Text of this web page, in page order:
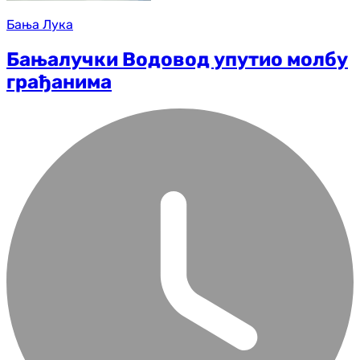
Бања Лука
Бањалучки Водовод упутио молбу
грађанима